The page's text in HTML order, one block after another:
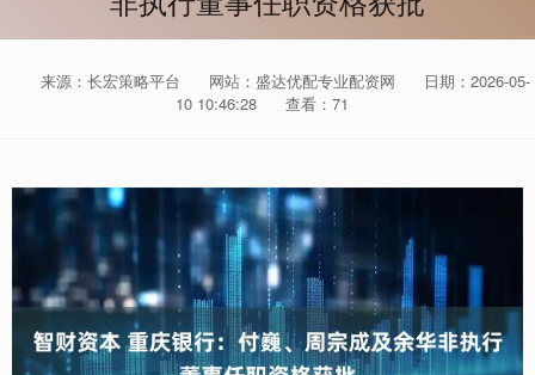
来源：长宏策略平台 网站：盛达优配专业配资网
日期：2026-05-
10 10:46:28
查看：71